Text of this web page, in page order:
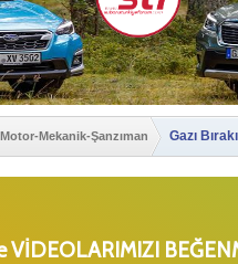
Mekanik-Şanzıman Gazı